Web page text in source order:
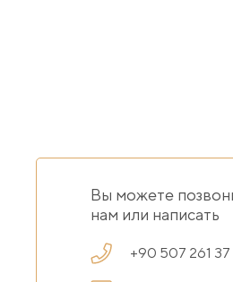
Вы можете
нам или написать
+90 507 261 37